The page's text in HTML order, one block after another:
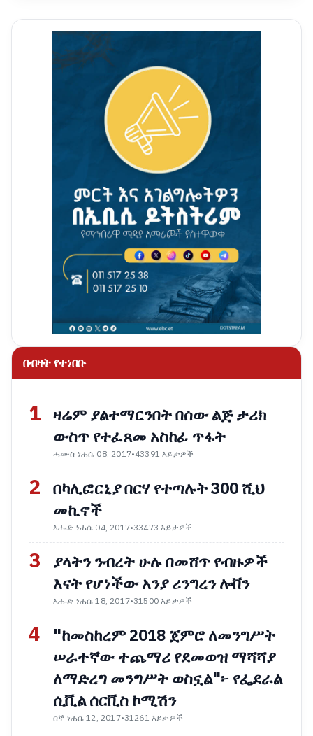
በብዛት የተነበቡ
1 ዛሬም ያልተማርንበት በሰው ልጅ ታሪክ
ውስጥ የተፈጸመ አስከፊ ጥፋት
ሓሙስ ነሐሴ 08, 2017•43391 እይታዎች
2 በካሊፎርኒያ በርሃ የተጣሉት 300 ሺህ
መኪኖች
እሑድ ነሐሴ 04, 2017•33473 እይታዎች
3
ያላትን ንብረት ሁሉ በመሸጥ የብዙዎች
እናት የሆነችው አንያ ሪንግረን ሎቨን
እሑድ ነሐሴ 18, 2017•31500 እይታዎች
4
"ከመስከረም 2018 ጀምሮ ለመንግሥት
ሠራተኛው ተጨማሪ የደመወዝ ማሻሻያ
ለማድረግ መንግሥት ወስኗል"፦ የፌደራል
ሲቪል ሰርቪስ ኮሚሽን
ሰኞ ነሐሴ 12, 2017•31261 እይታዎች